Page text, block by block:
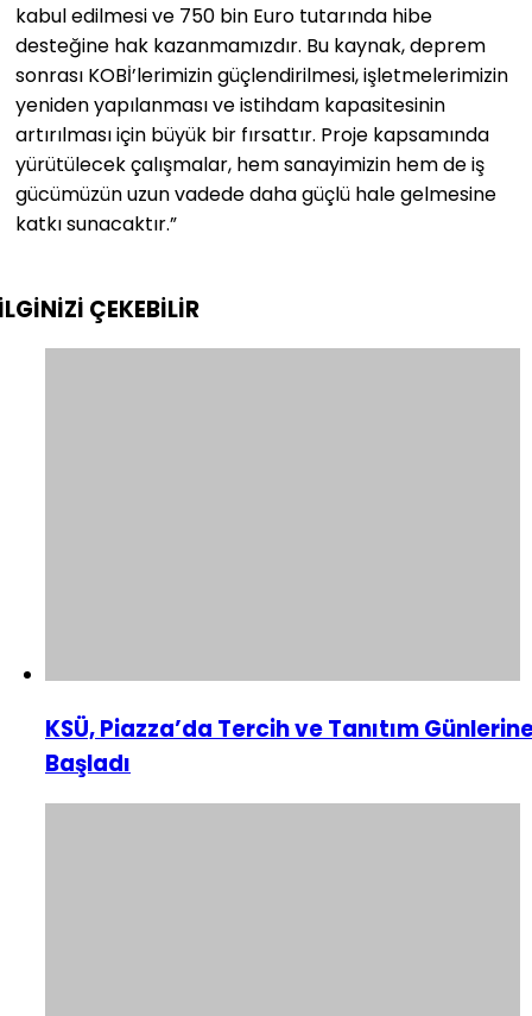
kabul edilmesi ve 750 bin Euro tutarında hibe
desteğine hak kazanmamızdır. Bu kaynak, deprem
sonrası KOBİ’lerimizin güçlendirilmesi, işletmelerimizin
yeniden yapılanması ve istihdam kapasitesinin
artırılması için büyük bir fırsattır. Proje kapsamında
yürütülecek çalışmalar, hem sanayimizin hem de iş
gücümüzün uzun vadede daha güçlü hale gelmesine
katkı sunacaktır.”
ÇEKEBİLİR
KSÜ, Piazza’da Tercih ve Tanıtım
Başladı